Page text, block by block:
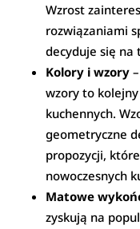
Wzrost
rozwiązaniami
decyduje się na
Kolory i wzory
wzory to
kuchennych.
geometryczne
propozycji,
nowoczesnych
Matowe
zyskują na